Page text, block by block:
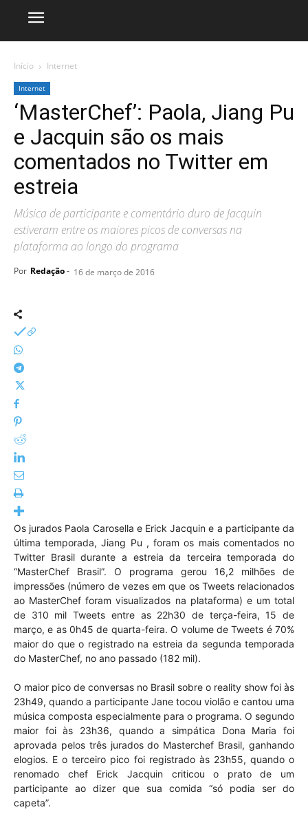
Início Internet
Internet
‘MasterChef’: Paola, Jiang Pu
e Jacquin são os mais
comentados no Twitter em
estreia
Música de participante e comentário duro de Jacquin
estiveram entre os maiores picos de conversas na
plataforma ao longo do programa
Por Redação- 16 de março de 2016
Os jurados Paola Carosella e Erick Jacquin e a participante da
última temporada, Jiang Pu , foram os mais comentados no
Twitter Brasil durante a estreia da terceira temporada do
“MasterChef Brasil”. O programa gerou 16,2 milhões de
impressões (número de vezes em que os Tweets relacionados
ao MasterChef foram visualizados na plataforma) e um total
de 310 mil Tweets entre as 22h30 de terça-feira, 15 de
março, e as 0h45 de quarta-feira. O volume de Tweets é 70%
maior do que o registrado na estreia da segunda temporada
do MasterChef, no ano passado (182 mil).
O maior pico de conversas no Brasil sobre o reality show foi às
23h49, quando a participante Jane tocou violão e cantou uma
música composta especialmente para o programa. O segundo
maior foi às 23h36, quando a simpática Dona Maria foi
aprovada pelos três jurados do Masterchef Brasil, ganhando
elogios. E o terceiro pico foi registrado às 23h55, quando o
renomado chef Erick Jacquin criticou o prato de um
participante ao dizer que sua comida “só podia ser do
capeta”.